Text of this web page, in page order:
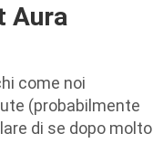
Aura
come noi
(probabilmente
di se dopo molto